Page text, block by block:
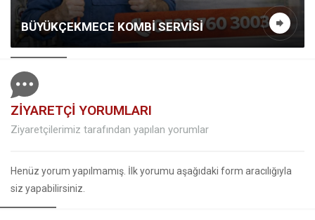
BÜYÜKÇEKMECE KOMBI SERVISI
ZİYARETÇİ YORUMLARI
Ziyaretçilerimiz tarafından yapılan yorumlar
Henüz yorum yapılmamış. İlk yorumu aşağıdaki form aracılığıyla
siz yapabilirsiniz.